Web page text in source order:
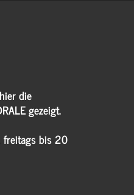
die
gezeigt.
freitags bis 20